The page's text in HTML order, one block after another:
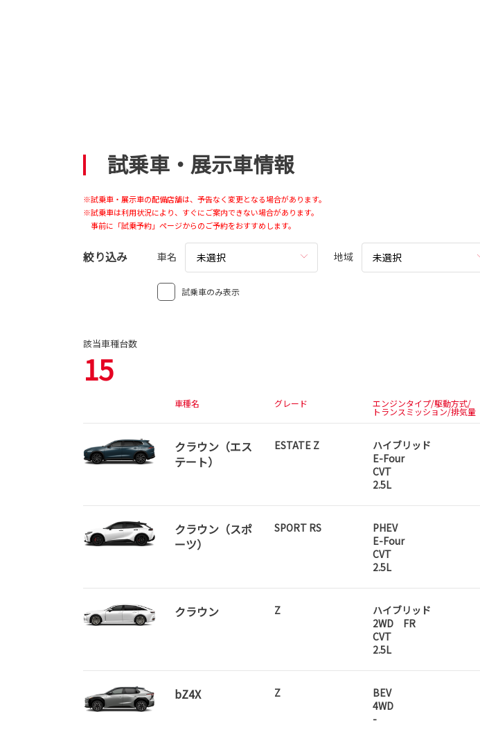
試乗車・展示車情報
※試乗車・展示車の配備店舗は、予告なく変更となる場合があります。
※試乗車は利用状況により、すぐにご案内できない場合があります。
事前に「試乗予約」ページからのご予約をおすすめします。
絞り込み 車名 未選択 地域 未選択
試乗車のみ表示
該当車種台数
15
車種名 グレード エンジンタイプ/駆動方式/
トランスミッション/排気量
クラウン（エス
テート）
ESTATE Z
ハイブリッド
E-Four
CVT
2.5L
クラウン（スポ
ーツ）
SPORT RS
PHEV
E-Four
CVT
2.5L
クラウン Z
ハイブリッド
2WD FR
CVT
2.5L
bZ4X Z
BEV
4WD
-